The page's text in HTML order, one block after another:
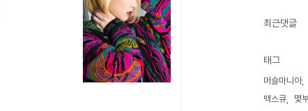
최근댓글
태그
머슬마니아
맥스큐
몇